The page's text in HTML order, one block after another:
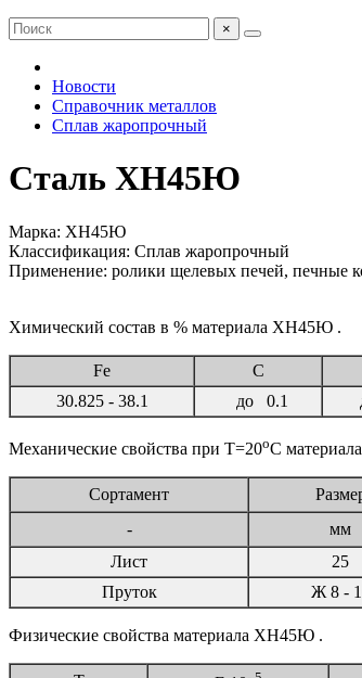
×
Новости
Справочник металлов
Сплав жаропрочный
Сталь ХН45Ю
Марка: ХН45Ю
Классификация: Сплав жаропрочный
Применение: ролики щелевых печей, печные
Химический состав в % материала ХН45Ю .
Fe C
30.825 - 38.1
до 0.1
Механические свойства при Т=20oС
Сортамент
-
мм
Лист
25
Пруток Ж8 -
Физические свойства материала ХН45Ю .